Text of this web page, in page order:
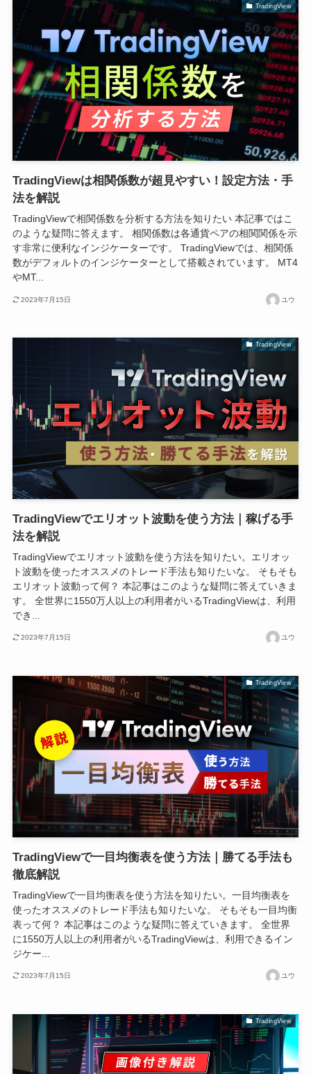
TradingView
TradingViewは相関係数が超見やすい！設定方法・手
法を解説
TradingViewで相関係数を分析する方法を知りたい 本記事ではこ
のような疑問に答えます。 相関係数は各通貨ペアの相関関係を示
す非常に便利なインジケーターです。 TradingViewでは、相関係
数がデフォルトのインジケーターとして搭載されています。 MT4
やMT...
2023年7月15日 ユウ
TradingView
TradingViewでエリオット波動を使う方法｜稼げる手
法を解説
TradingViewでエリオット波動を使う方法を知りたい。エリオッ
ト波動を使ったオススメのトレード手法も知りたいな。 そもそも
エリオット波動って何？ 本記事はこのような疑問に答えていきま
す。 全世界に1550万人以上の利用者がいるTradingViewは、利用
でき...
2023年7月15日 ユウ
TradingView
TradingViewで一目均衡表を使う方法｜勝てる手法も
徹底解説
TradingViewで一目均衡表を使う方法を知りたい。一目均衡表を
使ったオススメのトレード手法も知りたいな。 そもそも一目均衡
表って何？ 本記事はこのような疑問に答えていきます。 全世界
に1550万人以上の利用者がいるTradingViewは、利用できるイン
ジケー...
2023年7月15日 ユウ
TradingView